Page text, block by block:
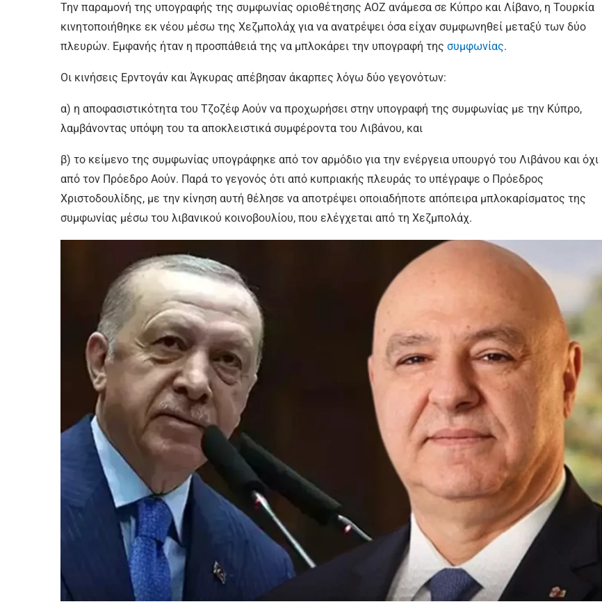
Την παραμονή της υπογραφής της συμφωνίας οριοθέτησης ΑΟΖ ανάμεσα σε Κύπρο και Λίβανο, η Τουρκία
κινητοποιήθηκε εκ νέου μέσω της Χεζμπολάχ για να ανατρέψει όσα είχαν συμφωνηθεί μεταξύ των δύο
πλευρών. Εμφανής ήταν η προσπάθειά της να μπλοκάρει την υπογραφή της συμφωνίας.
Οι κινήσεις Ερντογάν και Άγκυρας απέβησαν άκαρπες λόγω δύο γεγονότων:
α) η αποφασιστικότητα του Τζοζέφ Αούν να προχωρήσει στην υπογραφή της συμφωνίας με την Κύπρο,
λαμβάνοντας υπόψη του τα αποκλειστικά συμφέροντα του Λιβάνου, και
β) το κείμενο της συμφωνίας υπογράφηκε από τον αρμόδιο για την ενέργεια υπουργό του Λιβάνου και όχι
από τον Πρόεδρο Αούν. Παρά το γεγονός ότι από κυπριακής πλευράς το υπέγραψε ο Πρόεδρος
Χριστοδουλίδης, με την κίνηση αυτή θέλησε να αποτρέψει οποιαδήποτε απόπειρα μπλοκαρίσματος της
συμφωνίας μέσω του λιβανικού κοινοβουλίου, που ελέγχεται από τη Χεζμπολάχ.